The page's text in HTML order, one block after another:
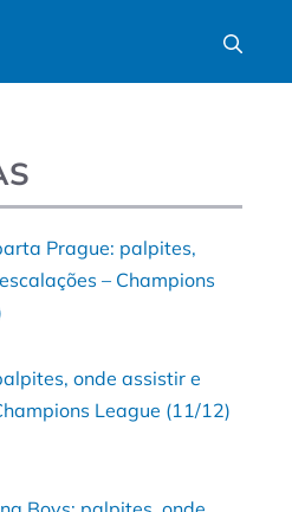
Prague: palpites,
– Champions
onde assistir e
League (11/12)